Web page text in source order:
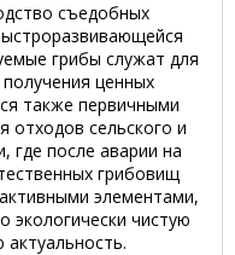
съедобных
грибы служат для
ценных
также первичными
отходов сельского и
где после аварии на
грибовищ
элементами,
экологически чистую